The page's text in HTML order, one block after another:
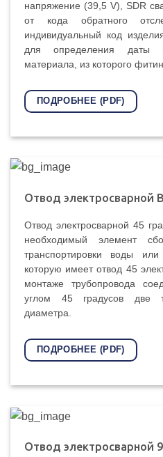
напряжение (39,5 V), SDR
от кода обратного
индивидуальный код
для определения даты
материала, из которого
ПОДРОБНЕЕ (PDF)
Oтвод электросварной
Отвод электросварной 45
необходимый элемент
транспортировки воды
которую имеет отвод 45
монтаже трубопровода
углом 45 градусов две
диаметра.
ПОДРОБНЕЕ (PDF)
Oтвод электросварной